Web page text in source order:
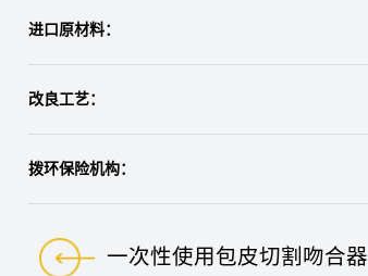
进口原材料：
改良工艺：
拨环保险机构：
一次性使用包皮切割吻合器